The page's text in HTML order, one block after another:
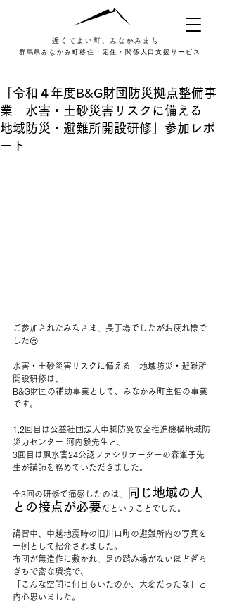
群馬県みなかみ町移住・定住・関係人口支援サービス
「令和４年度B&G財団防災拠点整備事
業 水害・土砂災害リスクに備える
地域防災・避難所開設研修」参加レポ
ート
ご参加されたみなさま、長丁場でしたがお疲れ様で
した😌
水害・土砂災害リスクに備える　地域防災・避難所
開設研修は、
B&G財団の補助事業として、みなかみ町主催の事業
です。
1,2回目は公益社団法人中越防災安全推進機構地域防
災力センター 河内毅先生と、
3回目は風水害24公認ファシリテーターの森峯子先
生が講師を務めていただきました。
全3回の研修で痛感したのは、
同じ地域の人
との接点が必要だということでした。
講習中、中越地震時の旧川口町の避難所内の写真を
一例として紹介されました。
布団が無造作に敷かれ、足の踏み場がないほどぎち
ぎちで密な環境で、
「こんな空間に何日もいたのか、大変だったな」と
内心思いました。